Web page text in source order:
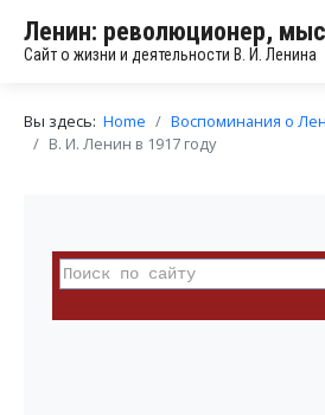
Ленин: революционер,
Сайт о жизни и деятельности В. И. Ленина
Вы здесь: Home
Воспоминания о
В. И. Ленин в 1917 году